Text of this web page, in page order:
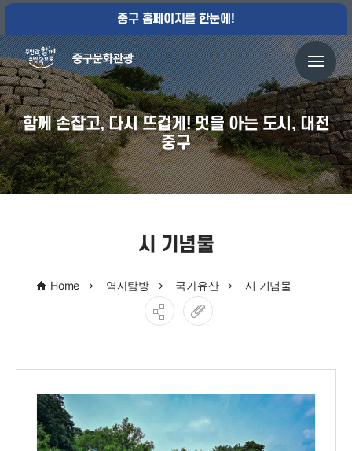
중구 홈페이지를 한눈에!
함께 손잡고, 다시 뜨겁게! 멋을 아는 도시, 대전
중구
시 기념물
Home 역사탐방 국가유산 시 기념물